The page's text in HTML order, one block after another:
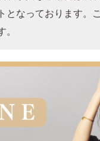
なっております。
。